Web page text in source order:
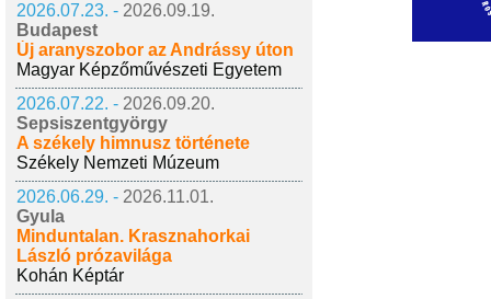
2026.07.23. - 2026.09.19.
Budapest
Új aranyszobor az Andrássy úton
Magyar Képzőművészeti Egyetem
2026.07.22. - 2026.09.20.
Sepsiszentgyörgy
A székely himnusz története
Székely Nemzeti Múzeum
2026.06.29. - 2026.11.01.
Gyula
Minduntalan. Krasznahorkai
László prózavilága
Kohán Képtár